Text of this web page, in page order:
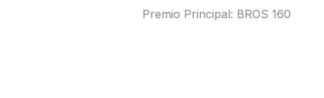
Premio Principal: BROS 160